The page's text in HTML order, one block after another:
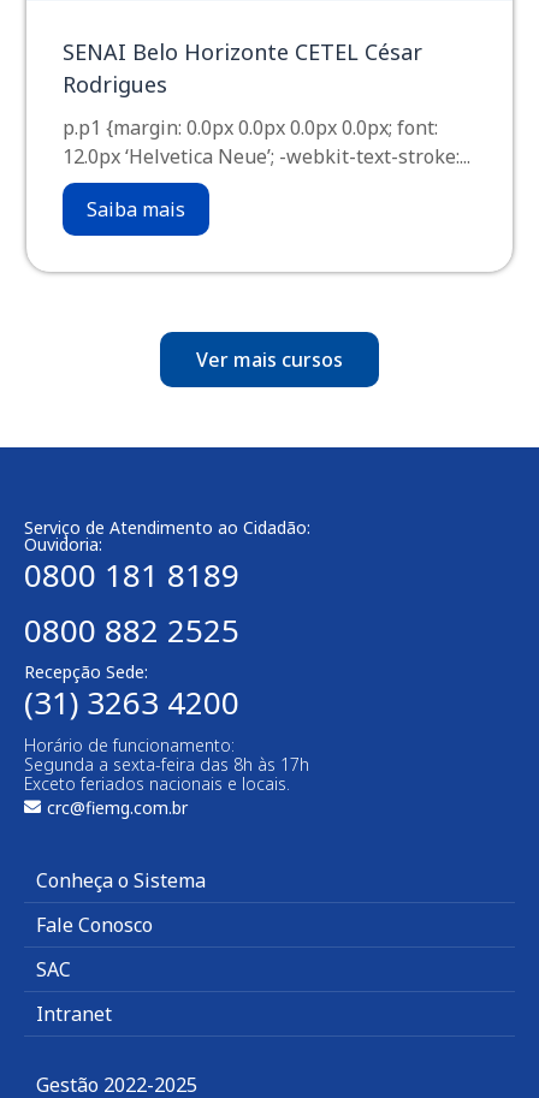
SENAI Belo Horizonte CETEL César
Rodrigues
p.p1 {margin: 0.0px 0.0px 0.0px 0.0px; font:
12.0px ‘Helvetica Neue’; -webkit-text-stroke:...
Saiba mais
Ver mais cursos
Serviço de Atendimento ao Cidadão:
Ouvidoria:
0800 181 8189
0800 882 2525
Recepção Sede:
(31) 3263 4200
Horário de funcionamento:
Segunda a sexta-feira das 8h às 17h
Exceto feriados nacionais e locais.
crc@fiemg.com.br
Conheça o Sistema
Fale Conosco
SAC
Intranet
Gestão 2022-2025